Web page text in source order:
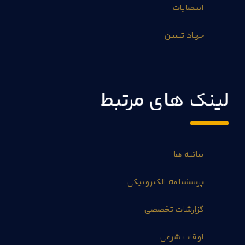
انتصابات
جهاد تبیین
لینک های مرتبط
بیانیه ها
پرسشنامه الکترونیکی
گزارشات تخصصی
اوقات شرعی